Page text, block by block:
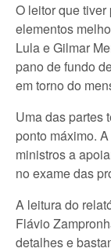
O leitor que
elementos
Lula e Gilmar
pano de fundo
em torno do
Uma das partes
ponto máximo.
ministros a
no exame das
A leitura do
Flávio
detalhes e